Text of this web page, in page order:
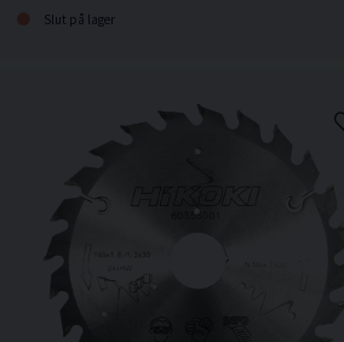
Slut på lager